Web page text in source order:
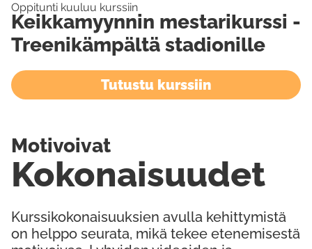
Oppitunti kuuluu kurssiin
Keikkamyynnin mestarikurssi -
Treenikämpältä stadionille
Tutustu kurssiin
Kurssikokonaisuuksien avulla kehittymistä
on helppo seurata, mikä tekee etenemisestä
Kokonaisuudet
Motivoivat